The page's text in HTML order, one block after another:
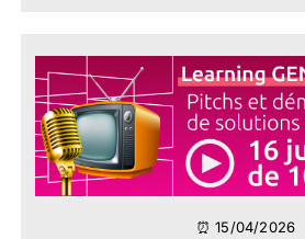
⏰ 15/04/2026